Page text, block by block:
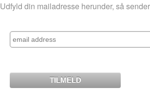
Udfyld din mailadresse herunder, så